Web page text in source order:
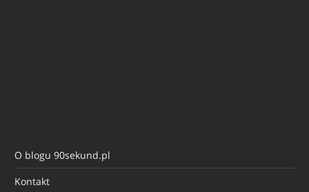
O blogu 90sekund.pl
Kontakt